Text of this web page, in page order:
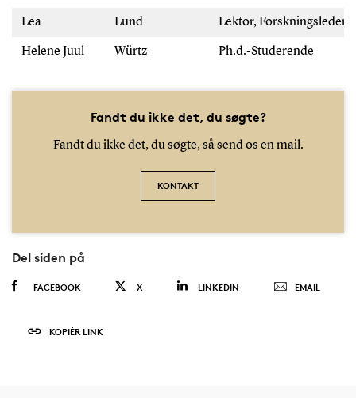
Lea Lund Lektor, Forskningsleder
Helene Juul Würtz Ph.d.-Studerende
Fandt du ikke det, du søgte?
Fandt du ikke det, du søgte, så send os en mail.
KONTAKT
Del siden på
FACEBOOK X LINKEDIN EMAIL
KOPIÉR LINK